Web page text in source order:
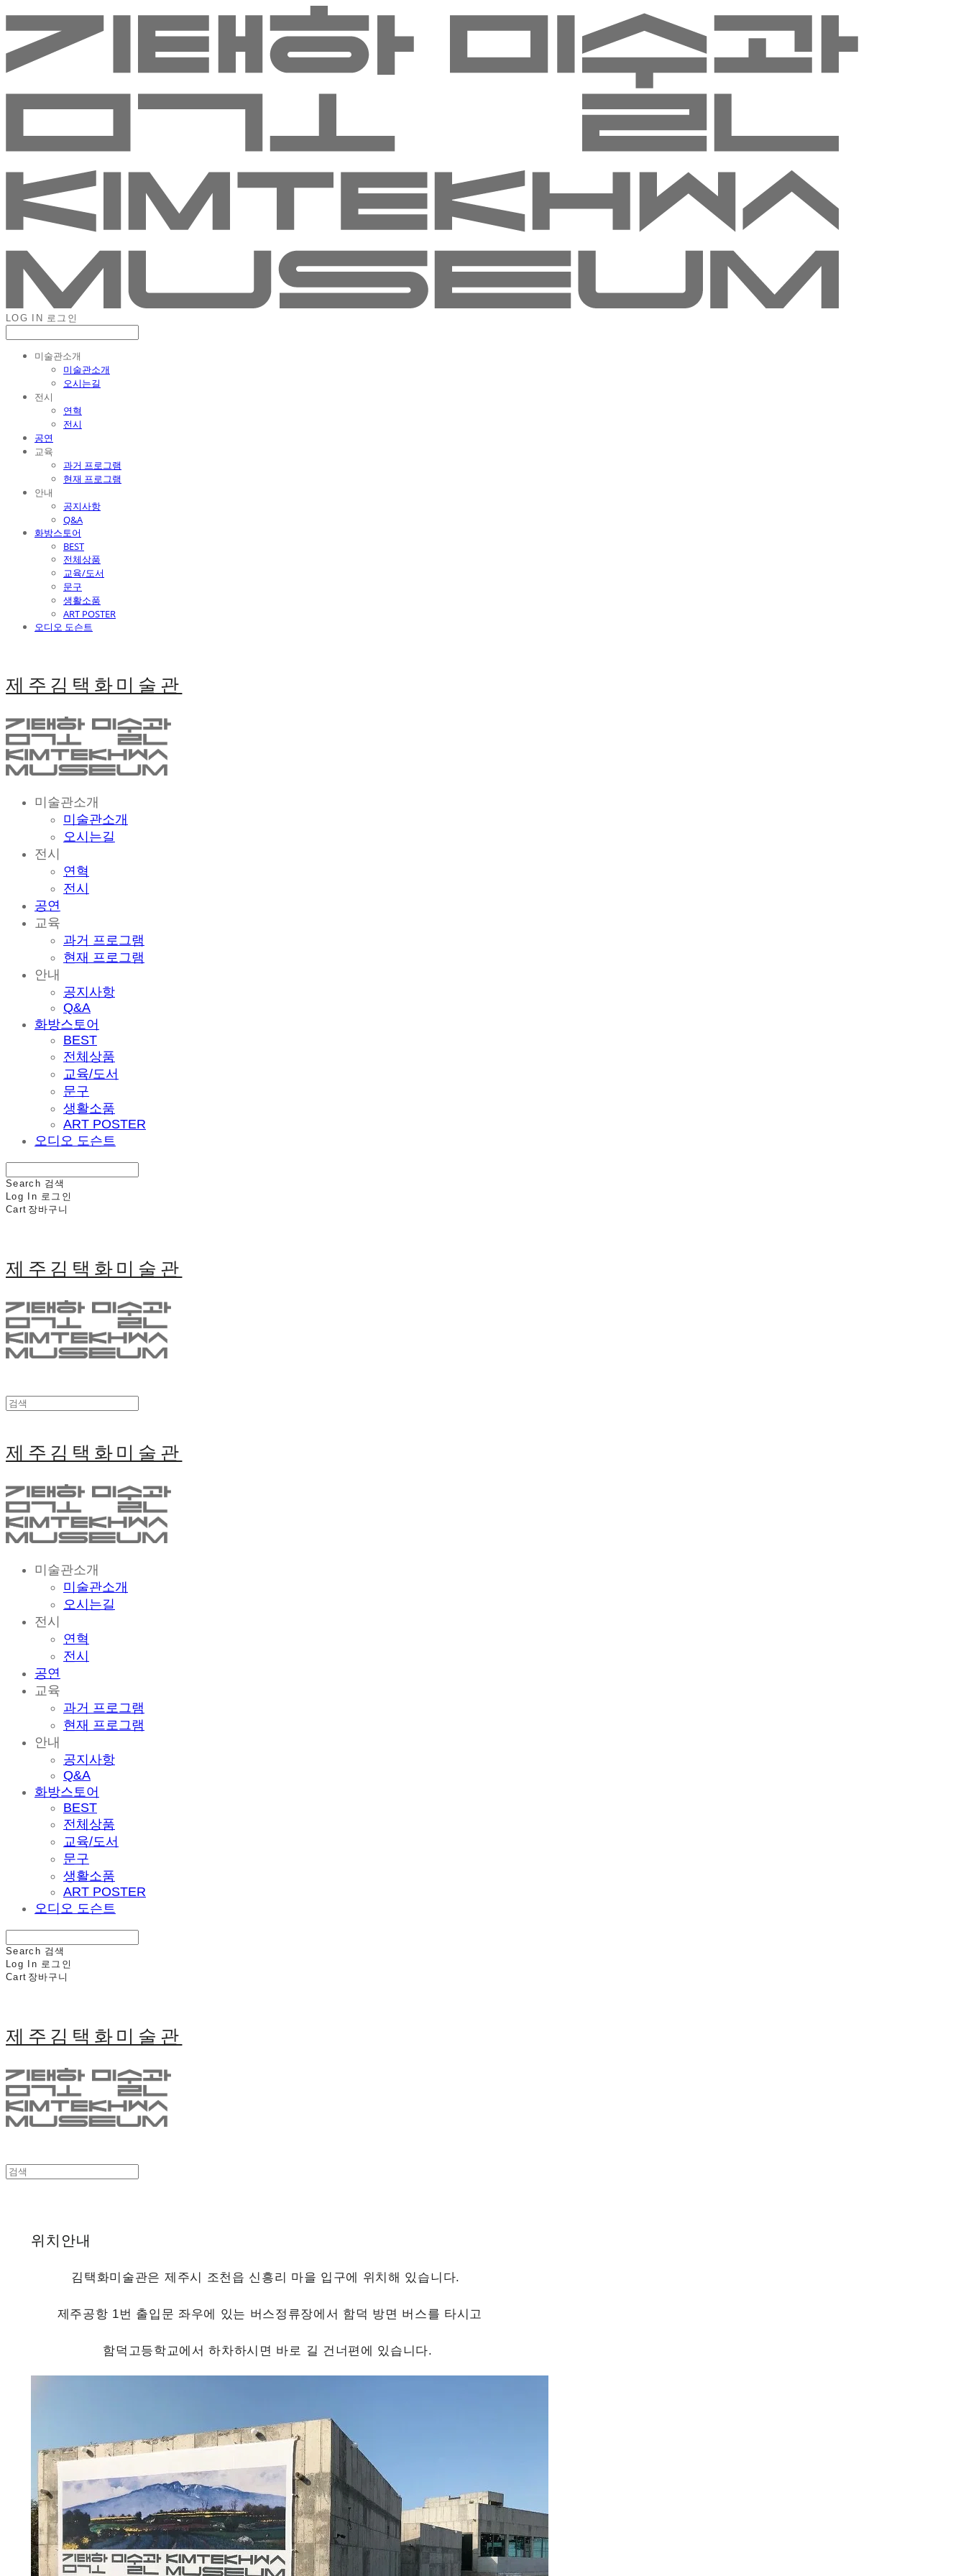
LOG IN 로그인
미술관소개
미술관소개
오시는길
전시
연혁
전시
공연
교육
과거 프로그램
현재 프로그램
안내
공지사항
Q&A
화방스토어
BEST
전체상품
교육/도서
문구
생활소품
ART POSTER
오디오 도슨트
제주김택화미술관
미술관소개
미술관소개
오시는길
전시
연혁
전시
공연
교육
과거 프로그램
현재 프로그램
안내
공지사항
Q&A
화방스토어
BEST
전체상품
교육/도서
문구
생활소품
ART POSTER
오디오 도슨트
Search 검색
Log In 로그인
Cart 장바구니
제주김택화미술관
제주김택화미술관
미술관소개
미술관소개
오시는길
전시
연혁
전시
공연
교육
과거 프로그램
현재 프로그램
안내
공지사항
Q&A
화방스토어
BEST
전체상품
교육/도서
문구
생활소품
ART POSTER
오디오 도슨트
Search 검색
Log In 로그인
Cart 장바구니
제주김택화미술관
위치안내
김택화미술관은 제주시 조천읍 신흥리 마을 입구에 위치해 있습니다.
제주공항 1번 출입문 좌우에 있는 버스정류장에서 함덕 방면 버스를 타시고
함덕고등학교에서 하차하시면 바로 길 건너편에 있습니다.